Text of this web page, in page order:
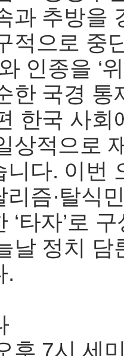
과 추방을
적으로 중
인종을 ‘
한 국경
한국 사회
상적으로
니다. 이번
리즘·탈식
‘타자’로
날 정치
.
후 7시 세